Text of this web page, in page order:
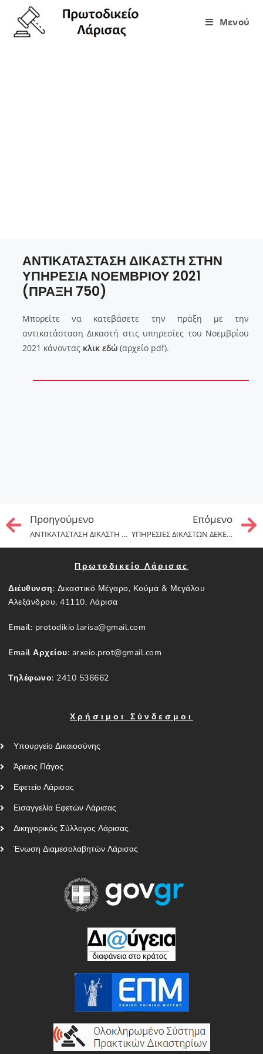
Μενού
ΑΝΤΙΚΑΤΑΣΤΑΣΗ ΔΙΚΑΣΤΗ ΣΤΗΝ
ΥΠΗΡΕΣΙΑ ΝΟΕΜΒΡΙΟΥ 2021
(ΠΡΑΞΗ 750)
Μπορείτε να κατεβάσετε την πράξη με την
αντικατάσταση Δικαστή στις υπηρεσίες του Νοεμβρίου
2021 κάνοντας κλικ εδώ (αρχείο pdf).
Προηγούμενo
ΑΝΤΙΚΑΤΑΣΤΑΣΗ ΔΙΚΑΣΤΗ ΣΤΗΝ ΥΠΗΡΕΣΙΑ ΝΟΕΜΒΡΙΟΥ 2021 (ΠΡΑΞΗ 733)
Επόμενo
ΥΠΗΡΕΣΙΕΣ ΔΙΚΑΣΤΩΝ ΔΕΚΕΜΒΡΙΟΥ 2021
Πρωτοδικείο Λάρισας
Διέυθυνση: Δικαστικό Μέγαρο, Κούμα & Μεγάλου
Αλεξάνδρου, 41110, Λάρισα
Email: protodikio.larisa@gmail.com
Email Αρχείου: arxeio.prot@gmail.com
Τηλέφωνο: 2410 536662
Χρήσιμοι Σύνδεσμοι
Υπουργείο Δικαιοσύνης
Άρειος Πάγος
Εφετείο Λάρισας
Εισαγγελία Εφετών Λάρισας
Δικηγορικός Σύλλογος Λάρισας
Ένωση Διαμεσολαβητών Λάρισας